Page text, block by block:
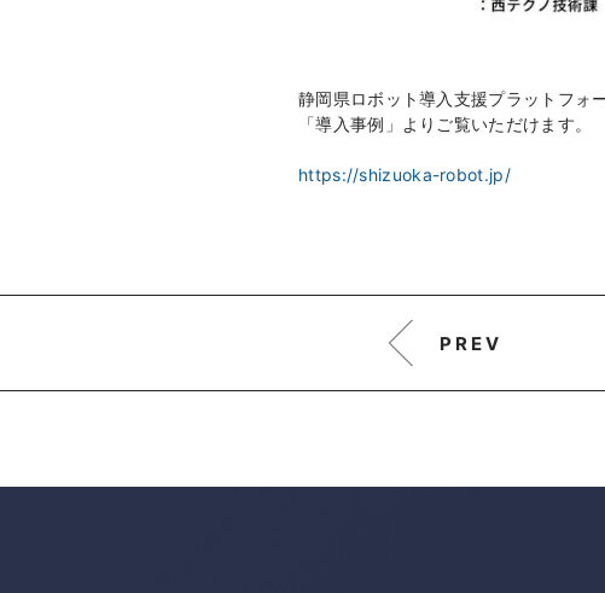
静岡県ロボット導入支援プラットフォ
「導入事例」よりご覧いただけます。
https://shizuoka-robot.jp/
PREV